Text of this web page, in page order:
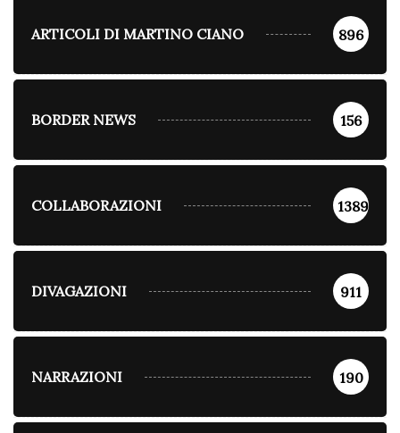
ARTICOLI DI MARTINO CIANO 896
BORDER NEWS 156
COLLABORAZIONI 1389
DIVAGAZIONI 911
NARRAZIONI 190